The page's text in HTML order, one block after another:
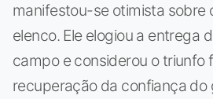
manifestou-se otimista sobre
elenco. Ele elogiou a entrega
campo e considerou o triunfo
recuperação da confiança do